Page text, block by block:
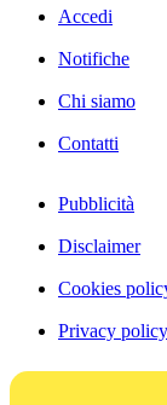
Accedi
Notifiche
Chi siamo
Contatti
Pubblicità
Disclaimer
Cookies
Privacy policy